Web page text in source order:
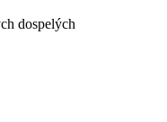
dospelých